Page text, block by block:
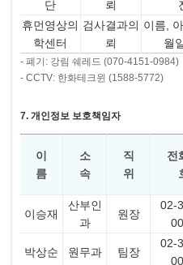
단 뢰
휴먼영상의
학센터
검사결과의
뢰
이름,
월
- 폐기: 강림 쉐레드 (070-4151-0984)
- CCTV: 한화테크윈 (1588-5772)
7. 개인정보 보호책임자
이
름
소
속
직
위
전
이승재
산부인
과
원장
02-
박상순 원무과 팀장
02-